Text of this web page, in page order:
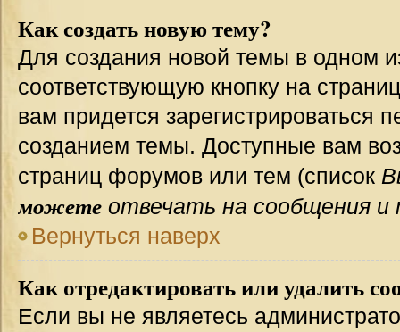
Как создать новую тему?
Для создания новой темы в одном
соответствующую кнопку на
вам придется зарегистрироваться
созданием темы. Доступные вам
страниц форумов или тем (список
можете отвечать на сообщения и
Вернуться наверх
Как отредактировать или удалить
Если вы не являетесь